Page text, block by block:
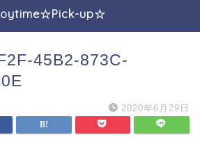
up☆
45B2-873C-
2020年6月29日